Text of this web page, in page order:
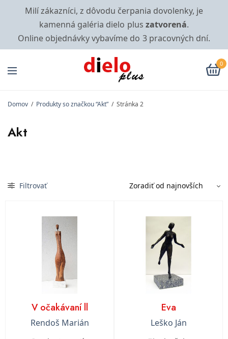
Milí zákazníci, z dôvodu čerpania dovolenky, je
kamenná galéria dielo plus zatvorená.
Online objednávky vybavíme do 3 pracovných dní.
0
Domov / Produkty so značkou “Akt” / Stránka 2
Akt
Filtrovať
V očakávaní ll
Rendoš Marián
Eva
Leško Ján